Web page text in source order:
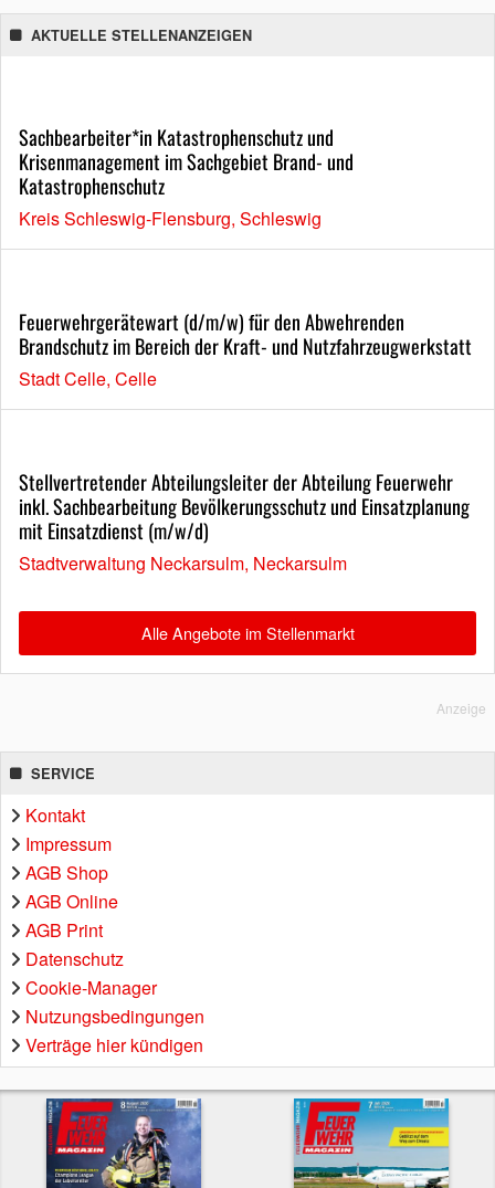
AKTUELLE STELLENANZEIGEN
Sachbearbeiter*in Katastrophenschutz und
Krisenmanagement im Sachgebiet Brand- und
Katastrophenschutz
Kreis Schleswig-Flensburg, Schleswig
Feuerwehrgerätewart (d/m/w) für den Abwehrenden
Brandschutz im Bereich der Kraft- und Nutzfahrzeugwerkstatt
Stadt Celle, Celle
Stellvertretender Abteilungsleiter der Abteilung Feuerwehr
inkl. Sachbearbeitung Bevölkerungsschutz und Einsatzplanung
mit Einsatzdienst (m/w/d)
Stadtverwaltung Neckarsulm, Neckarsulm
Alle Angebote im Stellenmarkt
Anzeige
SERVICE
Kontakt
Impressum
AGB Shop
AGB Online
AGB Print
Datenschutz
Cookie-Manager
Nutzungsbedingungen
Verträge hier kündigen